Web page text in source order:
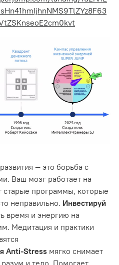
— это борьба с
Ваш мозг работает на
старые программы, которые
неправильно. Инвестируй
время и энергию на
Медитация и практики
Anti-Stress мягко снимает